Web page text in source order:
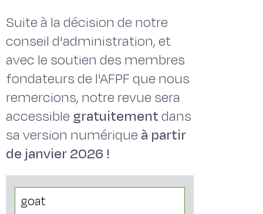
Suite à la décision de notre
conseil d'administration, et
avec le soutien des membres
fondateurs de l'AFPF que nous
remercions, notre revue sera
accessible gratuitementdans
sa version numérique à partir
de janvier 2026 !